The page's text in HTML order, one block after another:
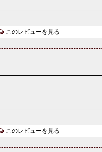
このレビューを見る
このレビューを見る